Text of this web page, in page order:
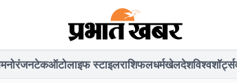
मनोरंजनटेकऑटोलाइफ स्टाइलराशिफलधर्मखेलदेशविश्वशॉर्ट्स